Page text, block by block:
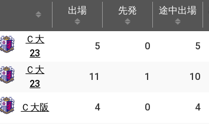
出場 先発 途中出場
Ｃ大
23
5 0 5
Ｃ大
23
11 1 10
Ｃ大
阪
4 0 4
Ｃ大
23
Ｃ大
23
Ｃ大阪